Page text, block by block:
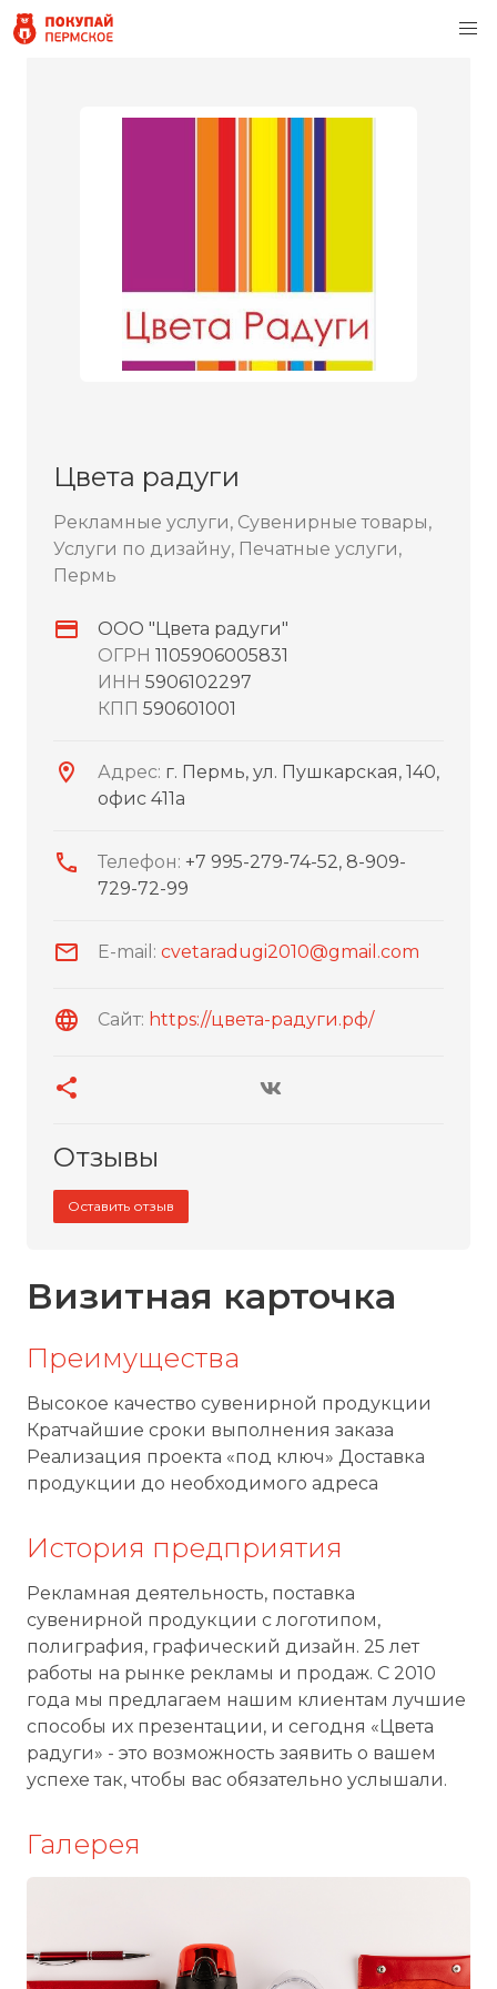
Цвета радуги
Рекламные услуги, Сувенирные товары,
Услуги по дизайну, Печатные услуги,
Пермь
ООО "Цвета радуги"
ОГРН 1105906005831
ИНН 5906102297
КПП 590601001
Адрес: г. Пермь, ул. Пушкарская, 140,
офис 411а
Телефон: +7 995-279-74-52, 8-909-
729-72-99
E-mail: cvetaradugi2010@gmail.com
Сайт: https://цвета-радуги.рф/
Отзывы
Оставить отзыв
Визитная карточка
Преимущества
Высокое качество сувенирной продукции
Кратчайшие сроки выполнения заказа
Реализация проекта «под ключ» Доставка
продукции до необходимого адреса
История предприятия
Рекламная деятельность, поставка
сувенирной продукции с логотипом,
полиграфия, графический дизайн. 25 лет
работы на рынке рекламы и продаж. С 2010
года мы предлагаем нашим клиентам лучшие
способы их презентации, и сегодня «Цвета
радуги» - это возможность заявить о вашем
успехе так, чтобы вас обязательно услышали.
Галерея